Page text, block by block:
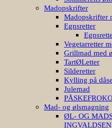
Madopskrifter
Madopskrifter
Egnsretter
Vegetarretter
Grillmad med
TartØLetter
Silderetter
Kylling på
Julemad
Mad- og ølsmagning
ØL- OG
INGVALDSEN